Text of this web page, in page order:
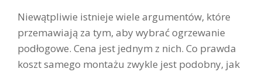
Niewątpliwie istnieje wiele argumentów, które
przemawiają za tym, aby wybrać ogrzewanie
podłogowe. Cena jest jednym z nich. Co prawda
koszt samego montażu zwykle jest podobny, jak